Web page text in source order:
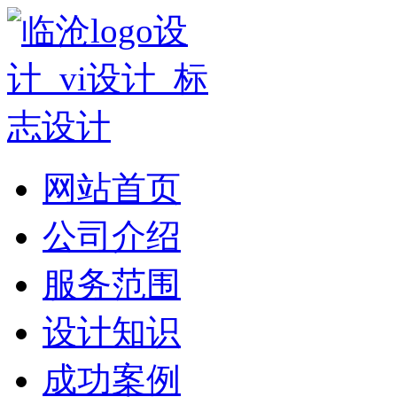
网站首页
公司介绍
服务范围
设计知识
成功案例